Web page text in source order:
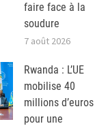
faire face à la
soudure
7 août 2026
Rwanda : L’UE
mobilise 40
millions d’euros
pour une